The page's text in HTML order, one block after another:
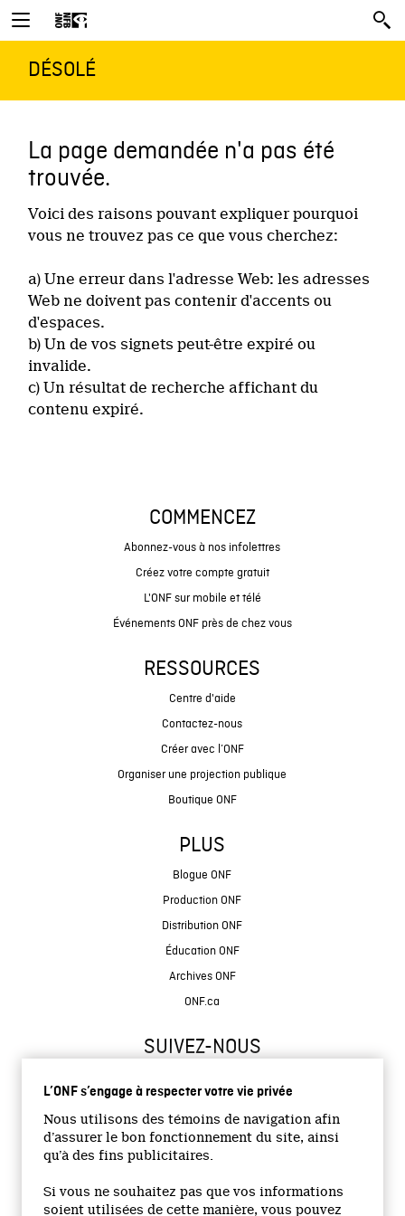
L’ONF s’engage à respecter votre vie privée
Nous utilisons des témoins de navigation afin
d’assurer le bon fonctionnement du site, ainsi
qu’à des fins publicitaires.
Si vous ne souhaitez pas que vos informations
soient utilisées de cette manière, vous pouvez
DÉSOLÉ
La page demandée n'a pas été
trouvée.
Voici des raisons pouvant expliquer pourquoi
vous ne trouvez pas ce que vous cherchez:
a) Une erreur dans l'adresse Web: les adresses
Web ne doivent pas contenir d'accents ou
d'espaces.
b) Un de vos signets peut-être expiré ou
invalide.
c) Un résultat de recherche affichant du
contenu expiré.
COMMENCEZ
Abonnez-vous à nos infolettres
Créez votre compte gratuit
L'ONF sur mobile et télé
Événements ONF près de chez vous
RESSOURCES
Centre d'aide
Contactez-nous
Créer avec l’ONF
Organiser une projection publique
Boutique ONF
PLUS
Blogue ONF
Production ONF
Distribution ONF
Éducation ONF
Archives ONF
ONF.ca
SUIVEZ-NOUS
Site institutionnel